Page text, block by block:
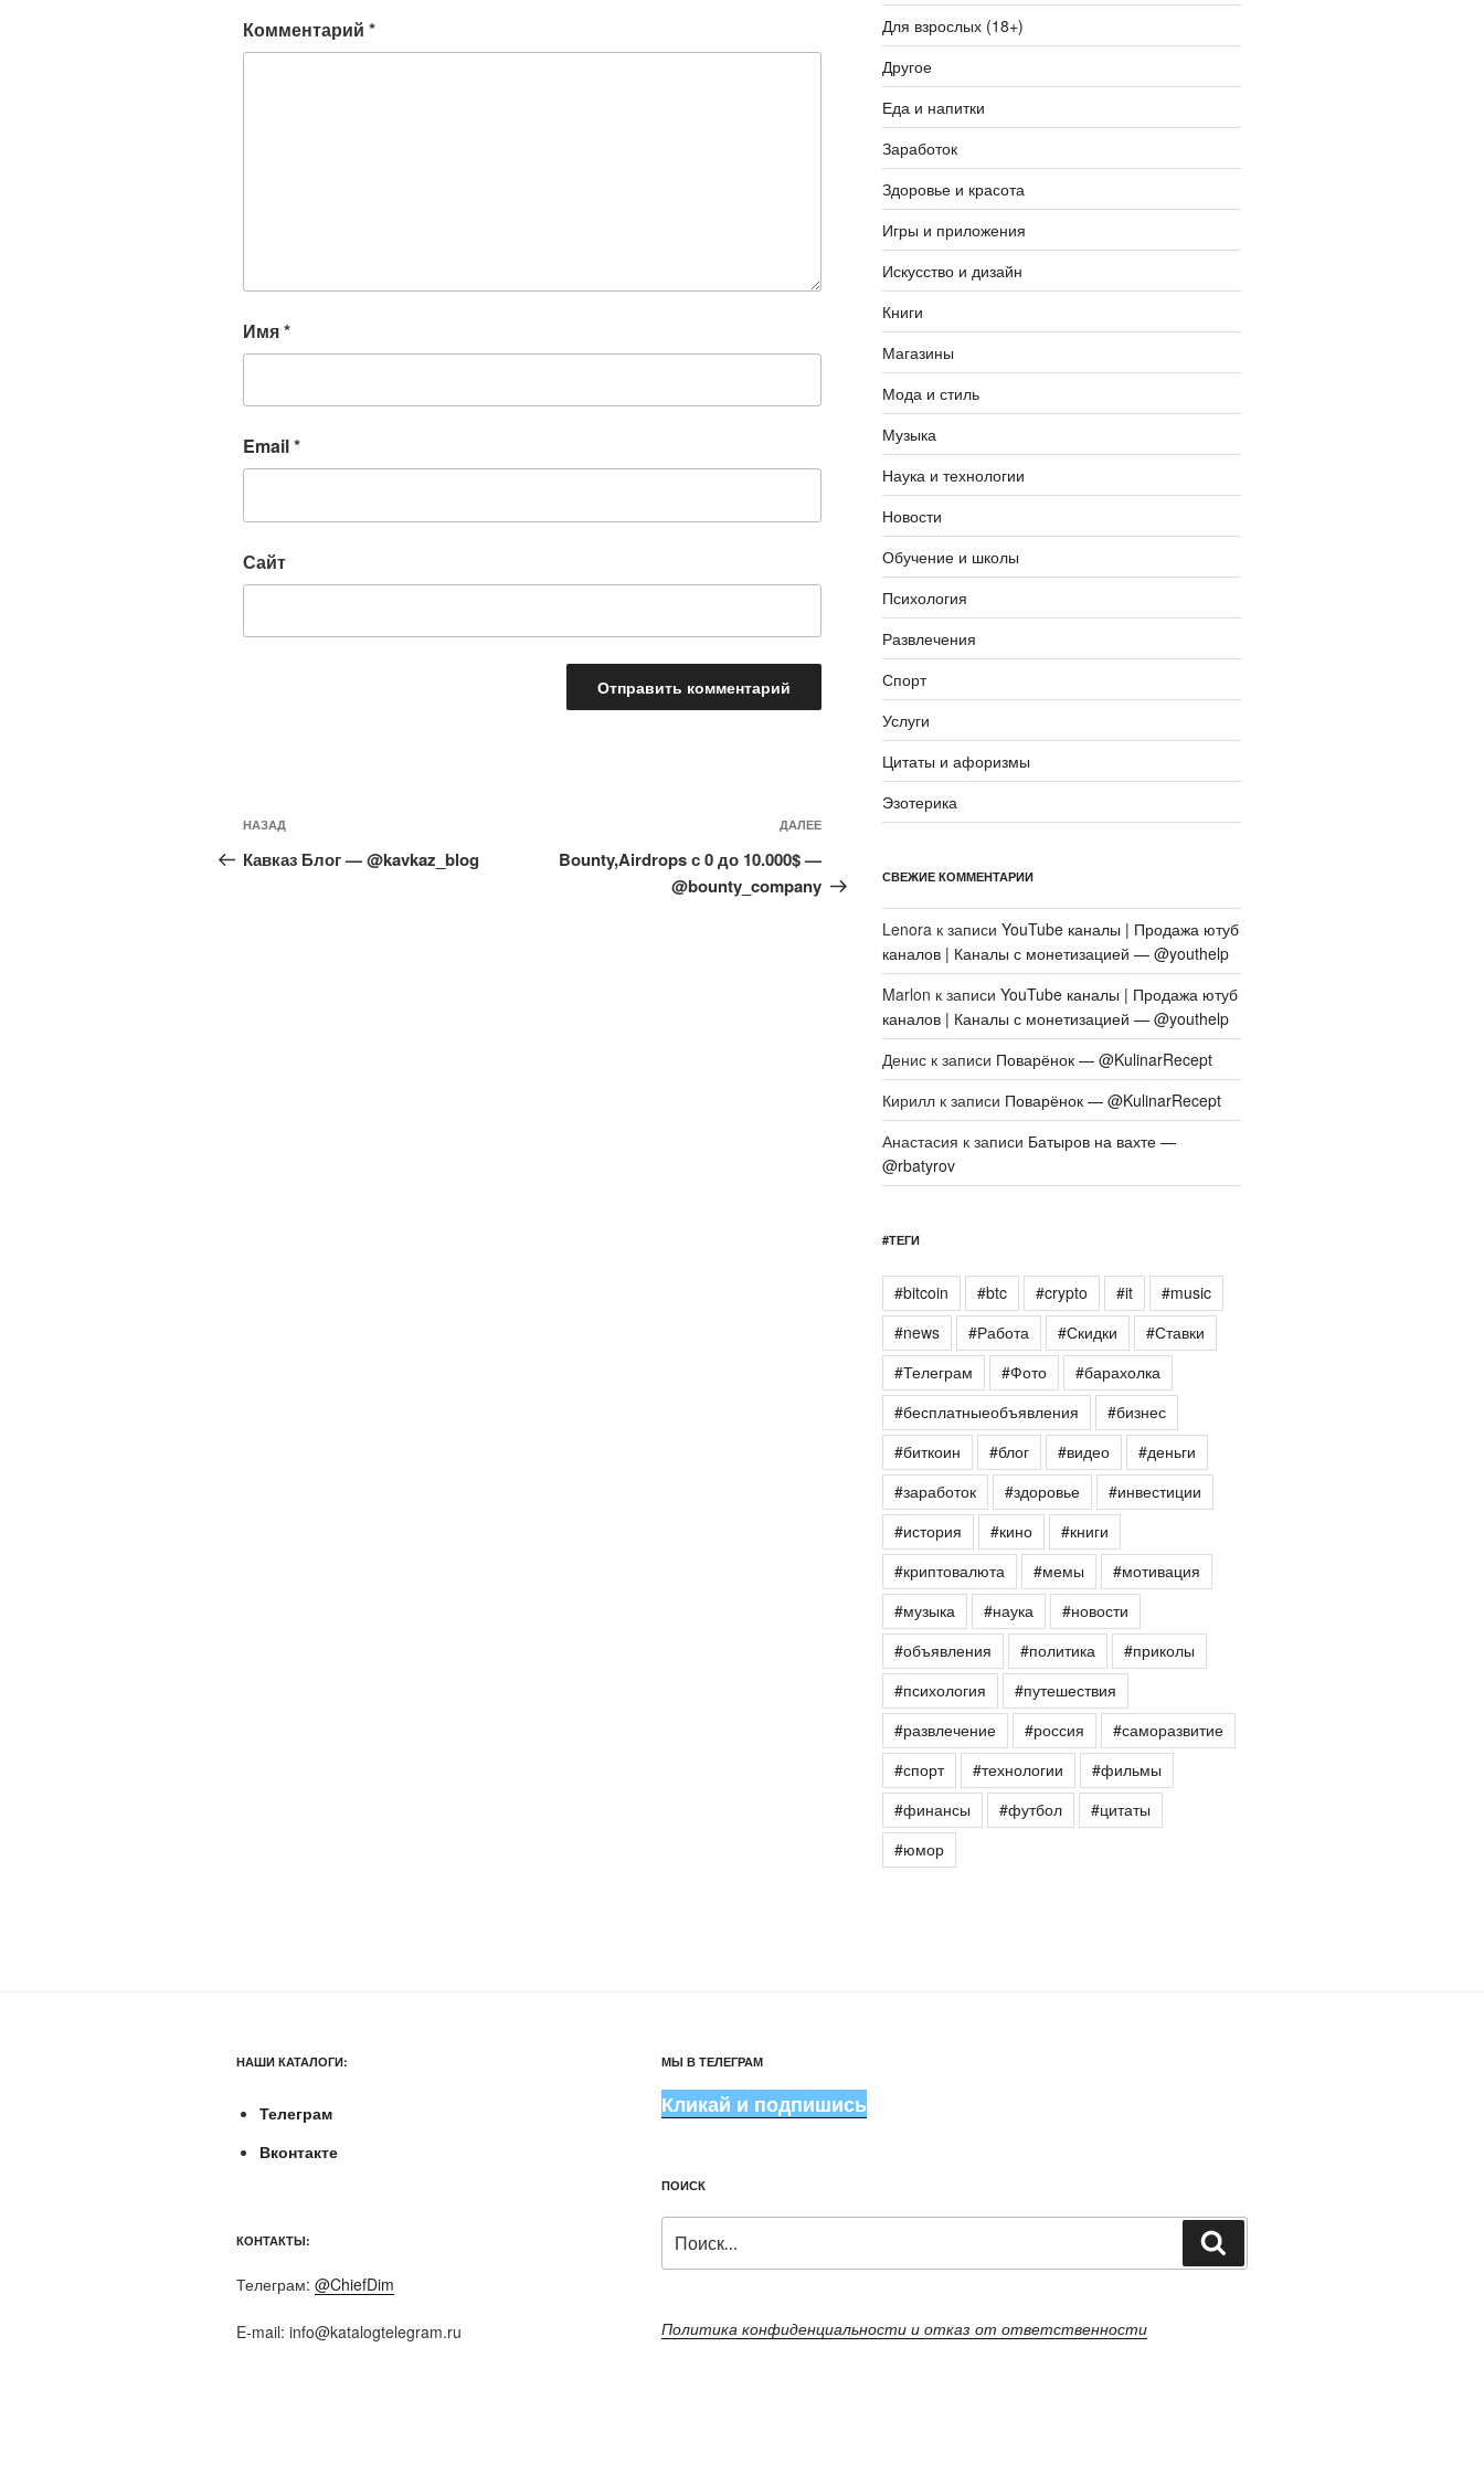
Комментарий *
Имя*
Email*
Сайт
Навигация
по
Предыдущая
запись:
НАЗАД
Кавказ Блог — @kavkaz_blog
Следующая
запись
ДАЛЕЕ
Bounty,Airdrops с 0 до 10.000$ —
@bounty_company
Для взрослых (18+)
Другое
Еда и напитки
Заработок
Здоровье и красота
Игры и приложения
Искусство и дизайн
Книги
Магазины
Мода и стиль
Музыка
Наука и технологии
Новости
Обучение и школы
Психология
Развлечения
Спорт
Услуги
Цитаты и афоризмы
Эзотерика
СВЕЖИЕ КОММЕНТАРИИ
Lenoraк записи YouTube каналы | Продажа ютуб
каналов | Каналы с монетизацией — @youthelp
Marlon к записи YouTube каналы | Продажа ютуб
каналов | Каналы с монетизацией — @youthelp
Дениск записи Поварёнок — @KulinarRecept
Кириллк записи Поварёнок — @KulinarRecept
Анастасия к записи Батыров на вахте —
@rbatyrov
#ТЕГИ
#bitcoin #btc #crypto #it
#music
#news
#Работа #Скидки
#Ставки
#Телеграм
#Фото
#барахолка
#бесплатныеобъявления
#бизнес
#биткоин
#блог #видео
#деньги
#заработок
#здоровье
#инвестиции
#история
#кино
#книги
#криптовалюта
#мемы
#мотивация
#музыка
#наука
#новости
#объявления
#политика
#приколы
#психология
#путешествия
#развлечение
#россия
#саморазвитие
#спорт
#технологии
#фильмы
#финансы
#футбол
#цитаты
#юмор
НАШИ КАТАЛОГИ:
Телеграм
Вконтакте
КОНТАКТЫ:
Телеграм: @ChiefDim
E-mail: info@katalogtelegram.ru
МЫ В ТЕЛЕГРАМ
Кликай и подпишись
ПОИСК
Политика конфиденциальности и отказ от ответственности